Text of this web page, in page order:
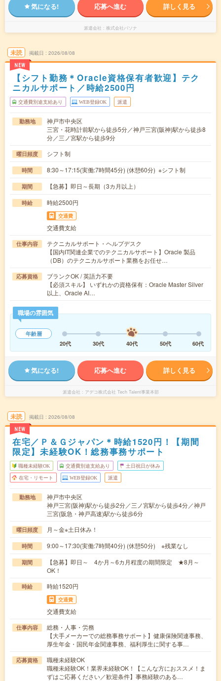
気になる! 応募へ進む 詳しく見る
派遣会社 株式会社パソナ
未読
NEW
掲載日 2026/08/08
【シフト勤務＊Oracle資格保有者歓迎】テク
ニカルサポート／時給2500円
交通費別途支給あり WEB登録OK 派遣
勤務地
神戸市中央区
三宮・花時計前駅から徒歩5分／神戸三宮(阪神)駅から徒歩8
分／三ノ宮駅から徒歩9分
曜日頻度 シフト制
時間 8:30～17:15(実働:7時間45分) (休憩60分) ※シフト制
期間 【急募】即日～長期（3カ月以上）
時給 時給2500円
交通費
交通費支給
仕事内容
テクニカルサポート・ヘルプデスク
【国内IT関連企業でのテクニカルサポート】Oracle 製品
（DB）のテクニカルサポート業務をお任せ…
応募資格
ブランクOK / 英語力不要
【必須スキル】 いずれかの資格保有：Oracle Master Silver
以上、Oracle AI…
職場の雰囲気
年齢層
20代
30代 40代 50代 60代
気になる! 応募へ進む 詳しく見る
派遣会社 アデコ株式会社 Tech Talent事業本部
未読
NEW
掲載日 2026/08/08
在宅／Ｐ＆Ｇジャパン＊時給1520円！【期間
限定】未経験OK！総務事務サポート
職種未経験OK 交通費別途支給あり 土日祝日が休み
在宅・リモート WEB登録OK 派遣
勤務地
神戸市中央区
神戸三宮(阪神)駅から徒歩2分／三ノ宮駅から徒歩4分／神戸
三宮(阪急・神戸高速)駅から徒歩6分
曜日頻度 月～金※土日休み！
時間 9:00～17:30(実働:7時間40分) (休憩50分) ※残業なし
期間
【急募】即日～ 4か月～6カ月程度の期間限定 ★8月～
OK！
時給 時給1520円
交通費
交通費支給
仕事内容
総務・人事・労務
【大手メーカーでの総務事務サポート】健康保険関連事務、
厚生年金・国民年金関連事務、福利厚生に関する事…
応募資格
職種未経験OK
職種未経験OK！業界未経験OK！【こんな方におススメ！ま
ずはご応募ください／歓迎条件】事務経験のある…